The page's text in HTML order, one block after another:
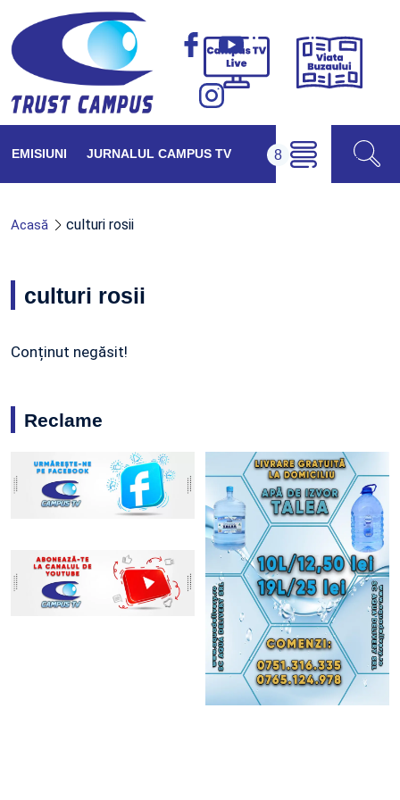
Campus
Viața
EMISIUNI JURNALUL CAMPUS TV
Acasă culturi rosii
culturi rosii
Conținut negăsit!
Reclame